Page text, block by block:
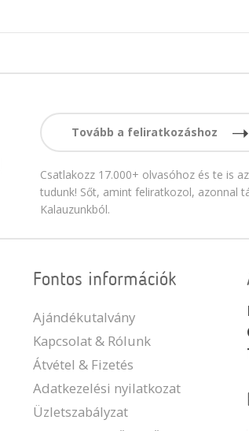
Tovább a feliratkozáshoz
Csatlakozz 17.000+ olvasóhoz és te is
tudunk! Sőt, amint feliratkozol, azonnal
Kalauzunkból.
Fontos információk
Ajándékutalvány
Kapcsolat & Rólunk
Átvétel & Fizetés
Adatkezelési nyilatkozat
Üzletszabályzat